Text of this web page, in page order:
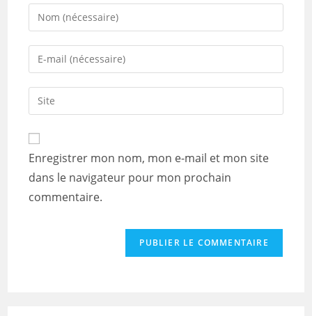
Enter
your
name
comment
Enter
your
email
address
Saisir
l’URL
votre
site
(facultatif)
Enregistrer mon nom, mon e-mail et mon site
dans le navigateur pour mon prochain
commentaire.